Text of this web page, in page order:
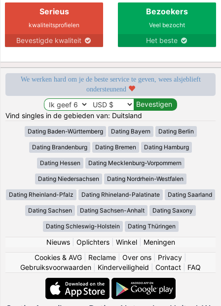
Serieus
kwaliteitsprofielen
Bevestigde kwaliteit
Bezoekers
Veel bezocht
Het beste
We werken hard om je de beste service te geven, wees alsjeblieft
ondersteunend
Vind singles in de gebieden van: Duitsland
Dating Baden-Württemberg Dating Bayern Dating Berlin
Dating Brandenburg Dating Bremen Dating Hamburg
Dating Hessen Dating Mecklenburg-Vorpommern
Dating Niedersachsen Dating Nordrhein-Westfalen
Dating Rheinland-Pfalz Dating Rhineland-Palatinate Dating Saarland
Dating Sachsen Dating Sachsen-Anhalt Dating Saxony
Dating Schleswig-Holstein Dating Thüringen
Nieuws| Oplichters| Winkel| Meningen
Cookies & AVG
Reclame Over ons Privacy
Gebruiksvoorwaarden
Kinderveiligheid Contact FAQ